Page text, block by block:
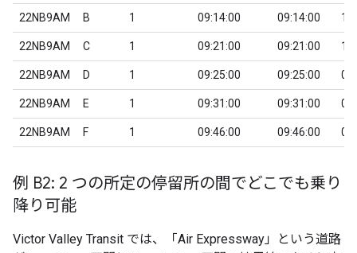
22NB9AM B 1 09:14:00 09:14:00 1
22NB9AM C 1 09:21:00 09:21:00 1
22NB9AM D 1 09:25:00 09:25:00 0
22NB9AM E 1 09:31:00 09:31:00 0
22NB9AM F 1 09:46:00 09:46:00 0
例 B2: 2 つの所定の停留所の間でどこでも乗り
降り可能
Victor Valley Transit では、「 Air Expressway」という道路